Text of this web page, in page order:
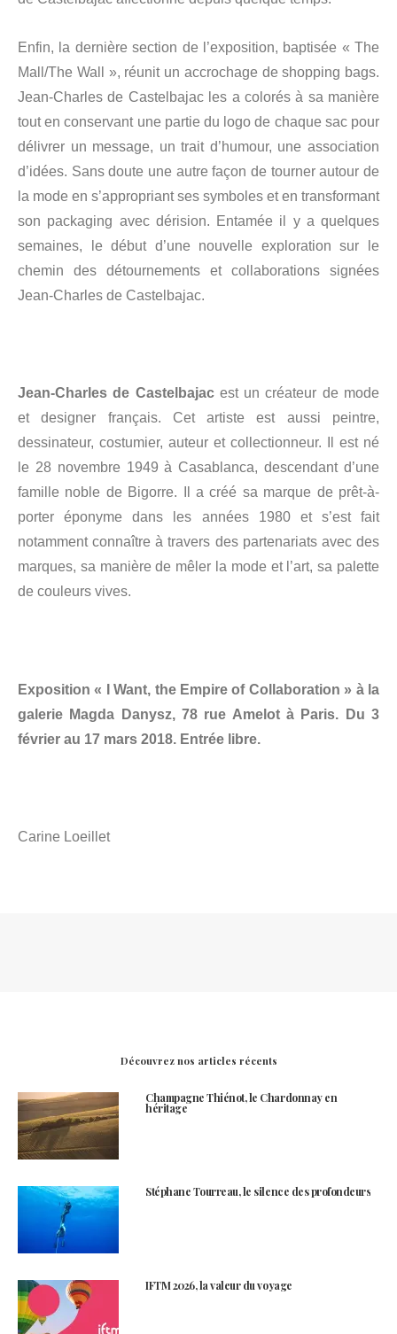
Enfin, la dernière section de l’exposition, baptisée « The
Mall/The Wall », réunit un accrochage de shopping bags.
Jean-Charles de Castelbajac les a colorés à sa manière
tout en conservant une partie du logo de chaque sac pour
délivrer un message, un trait d’humour, une association
d’idées. Sans doute une autre façon de tourner autour de
la mode en s’appropriant ses symboles et en transformant
son packaging avec dérision. Entamée il y a quelques
semaines, le début d’une nouvelle exploration sur le
chemin des détournements et collaborations signées
Jean-Charles de Castelbajac.
Jean-Charles de Castelbajacest un créateur de mode
et designer français. Cet artiste est aussi peintre,
dessinateur, costumier, auteur et collectionneur. Il est né
le 28 novembre 1949 à Casablanca, descendant d’une
famille noble de Bigorre. Il a créé sa marque de prêt-à-
porter éponyme dans les années 1980 et s’est fait
notamment connaître à travers des partenariats avec des
marques, sa manière de mêler la mode et l’art, sa palette
de couleurs vives.
Exposition « I Want, the Empire of Collaboration » à la
galerie Magda Danysz, 78 rue Amelot à Paris. Du 3
février au 17 mars 2018. Entrée libre.
Carine Loeillet
Découvrez nos articles récents
Champagne Thiénot, le Chardonnay en
héritage
Stéphane Tourreau, le silence des profondeurs
IFTM 2026, la valeur du voyage